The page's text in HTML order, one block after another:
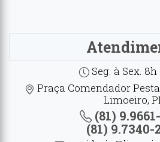
Seg. à Sex. 8h
Praça Comendador
Limoeiro,
(81)
(81) 9.7340-